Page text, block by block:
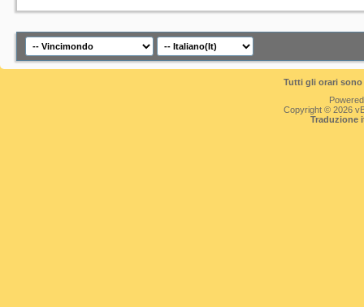
Tutti gli orari
Copyright © 2026
Traduzione